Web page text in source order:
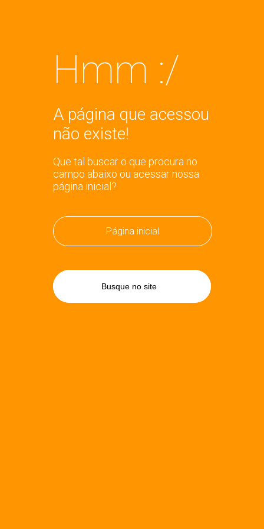
Hmm :/
A página que acessou
não existe!
Que tal buscar o que procura no
campo abaixo ou acessar nossa
página inicial?
Página inicial